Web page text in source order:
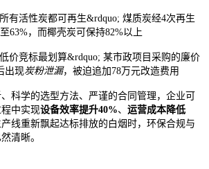
有活性炭都可再生&rdquo; 煤质炭经4次再生
63%，而椰壳炭可保持82%以上
价竞标最划算&rdquo; 某市政项目采购的廉价
出现炭粉泄漏，被迫追加78万元改造费用
科学的选型方法、严谨的合同管理，企业可
中实现设备效率提升40%、 运营成本降低
线重新飘起达标排放的白烟时，环保合规与
清晰。